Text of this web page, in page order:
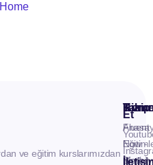
ve eğitim kurslarımızdan
Fluent
Now -
Birebir
Takip
Et